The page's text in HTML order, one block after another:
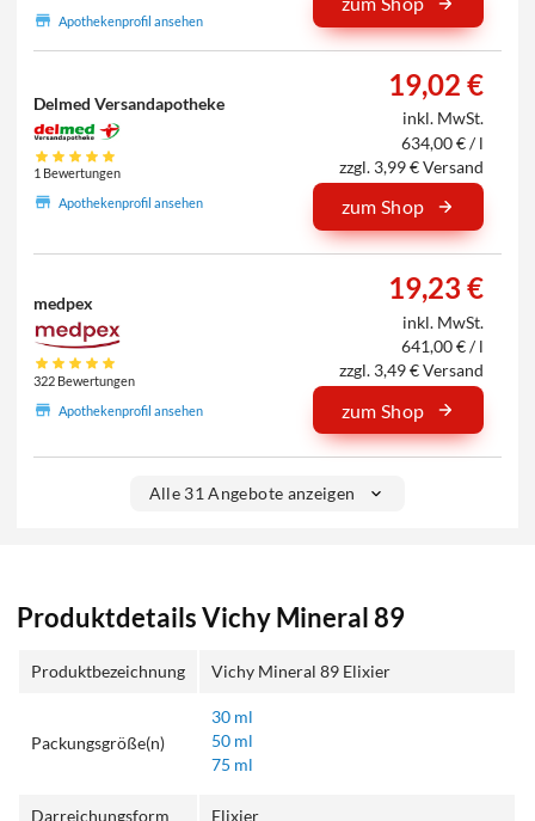
Apothekenprofil ansehen
Delmed Versandapotheke
1 Bewertungen
Apothekenprofil ansehen
19,02 €
inkl. MwSt.
634,00 € / l
zzgl. 3,99 € Versand
zum Shop
medpex
322 Bewertungen
Apothekenprofil ansehen
19,23 €
inkl. MwSt.
641,00 € / l
zzgl. 3,49 € Versand
zum Shop
Alle 31 Angebote anzeigen
Produktdetails Vichy Mineral 89
Produktbezeichnung Vichy Mineral 89 Elixier
Packungsgröße(n)
30 ml
50 ml
75 ml
Darreichungsform Elixier